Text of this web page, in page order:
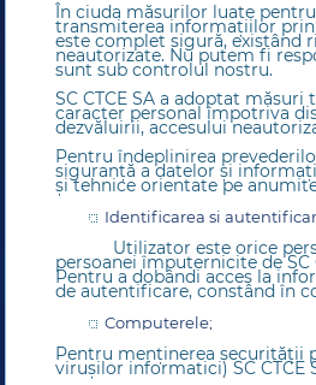
În ciuda măsurilor luate
transmiterea informaţiilor
este complet sigură, existând
neautorizate. Nu putem fi
sunt sub controlul nostru.
SC CTCE SA a adoptat
caracter personal împotriva
dezvăluirii, accesului
Pentru îndeplinirea
siguranţă a datelor şi
şi tehnice orientate pe
Identificarea şi
Utilizator este orice
persoanei împuternicite de
Pentru a dobândi acces la
de autentificare, constând în
Computerele;
Pentru menţinerea securităţii
viruşilor informatici) SC CTCE